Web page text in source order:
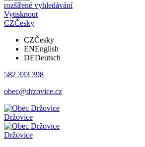
rozšířené vyhledávání
Vytisknout
CZČesky
CZČesky
ENEnglish
DEDeutsch
582 333 398
obec@drzovice.cz
Držovice
Držovice